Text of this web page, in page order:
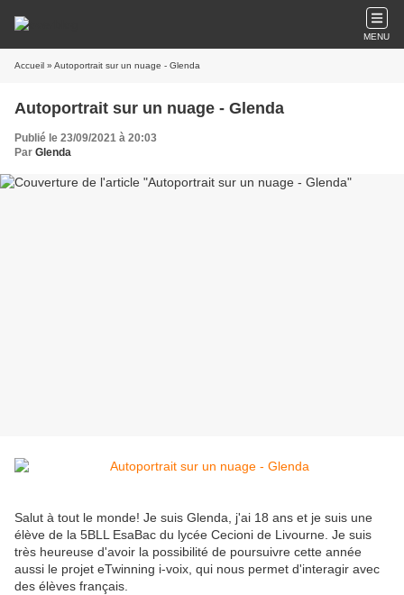
MENU
Accueil » Autoportrait sur un nuage - Glenda
Autoportrait sur un nuage - Glenda
Publié le 23/09/2021 à 20:03
Par Glenda
Salut à tout le monde! Je suis Glenda, j'ai 18 ans et je suis une
élève de la 5BLL EsaBac du lycée Cecioni de Livourne. Je suis
très heureuse d'avoir la possibilité de poursuivre cette année
aussi le projet eTwinning i-voix, qui nous permet d'interagir avec
des élèves français.